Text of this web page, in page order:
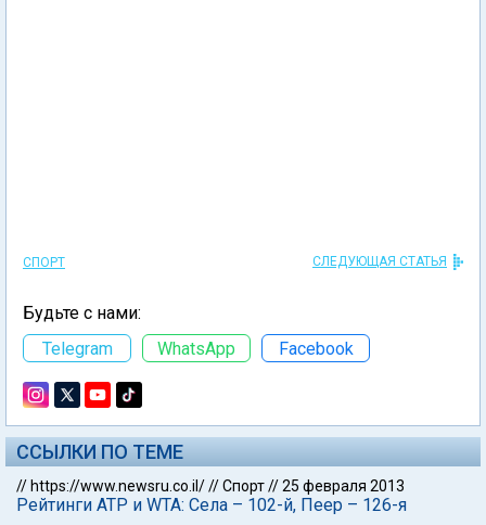
СПОРТ СЛЕДУЮЩАЯ СТАТЬЯ
Будьте с нами:
Telegram
WhatsApp Facebook
ССЫЛКИ ПО ТЕМЕ
// https://www.newsru.co.il///Спорт//25 февраля 2013
Рейтинги АТР и WTA: Села – 102-й, Пеер – 126-я